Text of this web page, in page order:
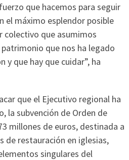
que hacemos para seguir
el máximo esplendor posible
colectivo que asumimos
que nos ha legado
y que hay que cuidar”, ha
que el Ejecutivo regional ha
la subvención de Orden de
millones de euros, destinada a
de restauración en iglesias,
singulares del